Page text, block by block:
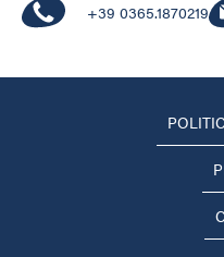
+39 0365.1870219